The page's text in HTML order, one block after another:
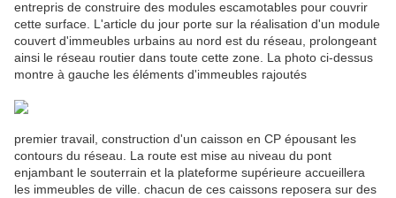
entrepris de construire des modules escamotables pour couvrir
cette surface. L'article du jour porte sur la réalisation d'un module
couvert d'immeubles urbains au nord est du réseau, prolongeant
ainsi le réseau routier dans toute cette zone. La photo ci-dessus
montre à gauche les éléments d'immeubles rajoutés
premier travail, construction d'un caisson en CP épousant les
contours du réseau. La route est mise au niveau du pont
enjambant le souterrain et la plateforme supérieure accueillera
les immeubles de ville. chacun de ces caissons reposera sur des